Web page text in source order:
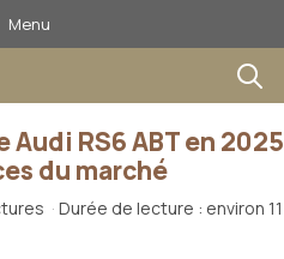
Menu
RS6 ABT en 2025
du marché
· Durée de lecture : environ 11